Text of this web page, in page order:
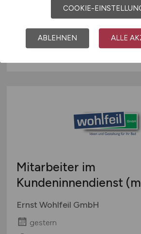
Karlsruher Verein zur
Menschen e. V.
gestern
Mitarbeiter im
Kundeninnendienst
Ernst Wohlfeil GmbH
gestern
COOKIE-
ABLEHNEN ALLE